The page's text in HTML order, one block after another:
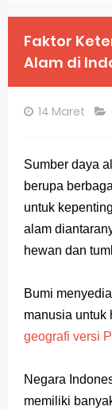
Bocoran 150
Bencana
Gratis, Pre
Prediksi Soal
Faktor
Alam di
14 Maret
Sumber daya
berupa
untuk
alam
hewan dan
Bumi
manusia untuk
geografi versi
Negara
memiliki